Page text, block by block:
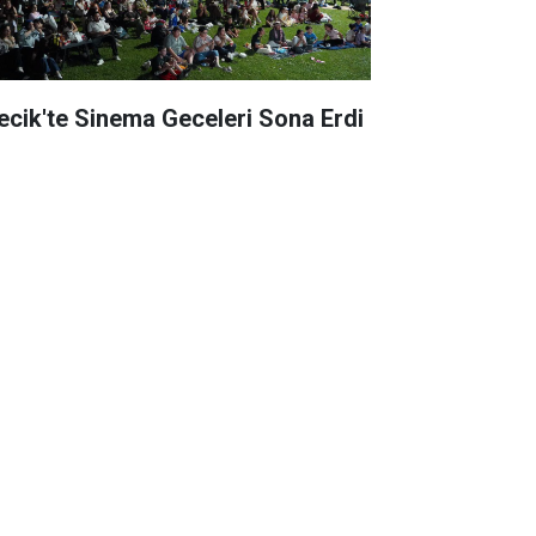
Sinema Geceleri Sona Erdi